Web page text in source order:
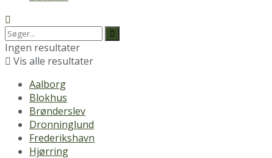
Ingen resultater
Vis alle resultater
Aalborg
Blokhus
Brønderslev
Dronninglund
Frederikshavn
Hjørring